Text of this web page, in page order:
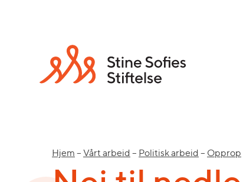
Hjem – Vårt arbeid – Politisk arbeid – Opprop